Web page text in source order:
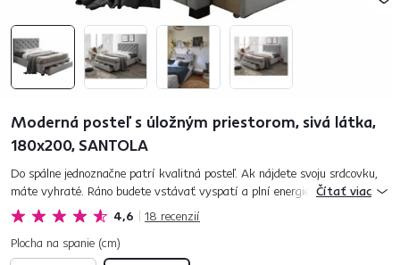
Moderná posteľ s úložným priestorom, sivá látka,
180x200, SANTOLA
4,6 18 recenzií
Do spálne jednoznačne patrí kvalitná posteľ. Ak nájdete svoju srdcovku,
máte vyhraté. Ráno budete vstávať vyspatí a plní energie. Posteľ by
preto mala byť dostatočne veľká a pohodlná. Luxusná pos...
Čítať viac
Plocha na spanie (cm)